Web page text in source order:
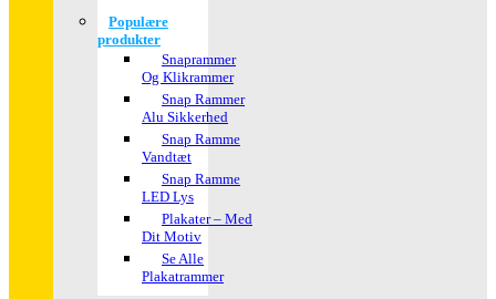
Populære
produkter
Snaprammer
Og Klikrammer
Snap Rammer
Alu Sikkerhed
Snap Ramme
Vandtæt
Snap Ramme
LED Lys
Plakater – Med
Dit Motiv
Se Alle
Plakatrammer